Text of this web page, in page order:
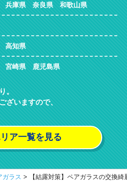
庫県 奈良県 和歌山県
高知県
崎県 鹿児島県
。
ざいますので、
ア一覧を見る
ガラス > 【結露対策】ペアガラスの交換